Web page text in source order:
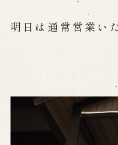
海外旅行客向け
歴史
明日は通常営業い